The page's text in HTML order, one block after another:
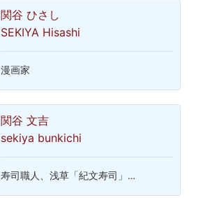
関谷 ひさし
SEKIYA Hisashi
漫画家
関谷 文吉
sekiya bunkichi
寿司職人、浅草「紀文寿司」…